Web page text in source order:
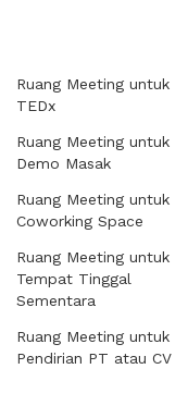
Ruang Meeting untuk
TEDx
Ruang Meeting untuk
Demo Masak
Ruang Meeting untuk
Coworking Space
Ruang Meeting untuk
Tempat Tinggal
Sementara
Ruang Meeting untuk
Pendirian PT atau CV